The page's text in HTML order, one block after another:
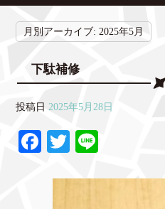
月別アーカイブ:2025年5月
下駄補修
投稿日 2025年5月28日
Fa
bo
T
tte